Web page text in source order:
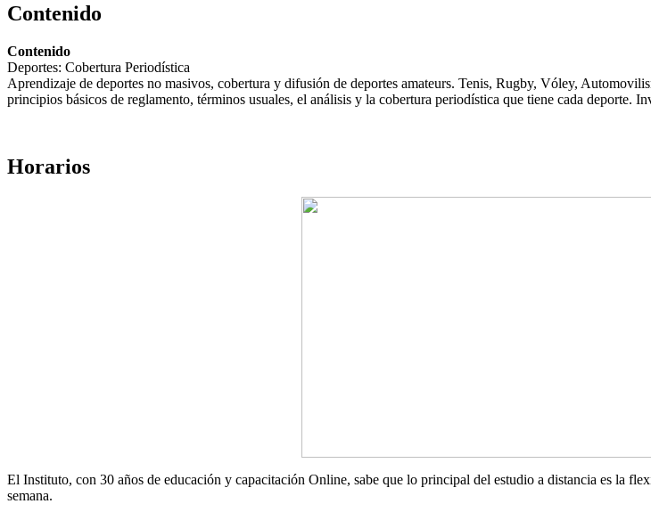
Contenido
Contenido
Deportes: Cobertura Periodística
Aprendizaje de deportes no masivos, cobertura y difusión de deportes amateurs. Tenis, Rugby, Vóley,
principios básicos de reglamento, términos usuales, el análisis y la cobertura periodística que tiene cada deporte.
Horarios
El Instituto, con 30 años de educación y capacitación Online, sabe que lo principal del estudio a distancia es la
semana.